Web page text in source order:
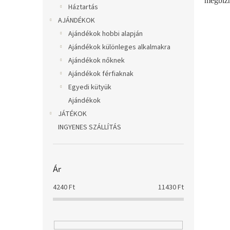
Háztartás
AJÁNDÉKOK
Ajándékok hobbi alapján
Ajándékok különleges alkalmakra
Ajándékok nőknek
Ajándékok férfiaknak
Egyedi kütyük
Ajándékok
JÁTÉKOK
INGYENES SZÁLLÍTÁS
Ár
4240Ft 11430Ft